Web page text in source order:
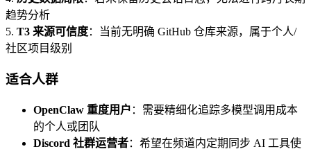
趋势分析
5. T3 来源可信度：当前无明确 GitHub 仓库来源，属于个人/
社区项目级别
适合人群
OpenClaw 重度用户 ：需要精细化追踪多模型调用成本
的个人或团队
Discord 社群运营者：希望在频道内定期同步 AI 工具使